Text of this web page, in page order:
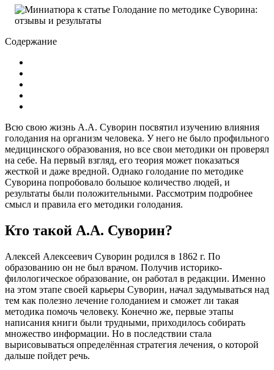
Содержание
Всю свою жизнь А.А. Суворин посвятил изучению влияния
голодания на организм человека. У него не было профильного
медицинского образования, но все свои методики он проверял
на себе. На первый взгляд, его теория может показаться
жесткой и даже вредной. Однако голодание по методике
Суворина попробовало большое количество людей, и
результаты были положительными. Рассмотрим подробнее
смысл и правила его методики голодания.
Кто такой А.А. Суворин?
Алексей Алексеевич Суворин родился в 1862 г. По
образованию он не был врачом. Получив историко-
филологическое образование, он работал в редакции. Именно
на этом этапе своей карьеры Суворин, начал задумываться над
тем как полезно лечение голоданием и сможет ли такая
методика помочь человеку. Конечно же, первые этапы
написания книги были трудными, приходилось собирать
множество информации. Но в последствии стала
вырисовываться определённая стратегия лечения, о которой
дальше пойдет речь.